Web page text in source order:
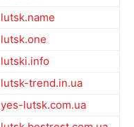
lutsk.name
lutsk.one
lutski.info
lutsk-trend.in.ua
yes-lutsk.com.ua